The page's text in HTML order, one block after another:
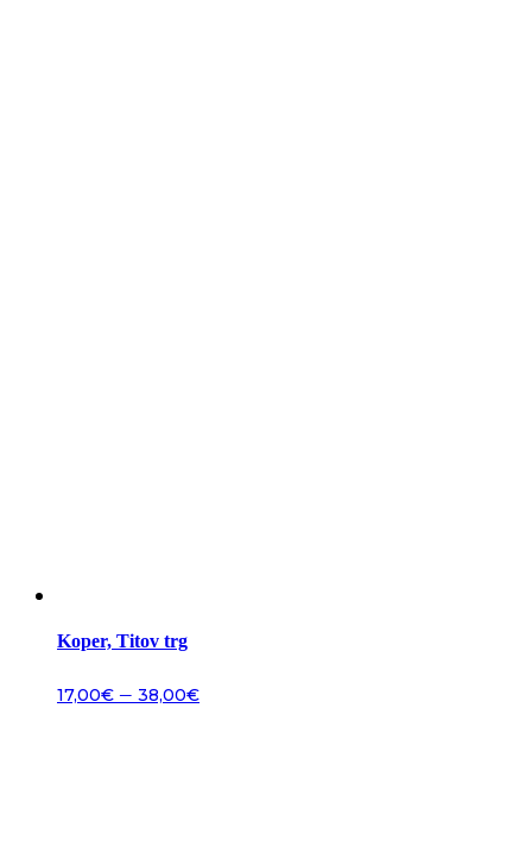
Koper, Titov trg
17,00€ – 38,00€